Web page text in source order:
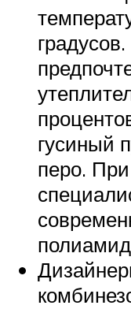
гусиный
перо.